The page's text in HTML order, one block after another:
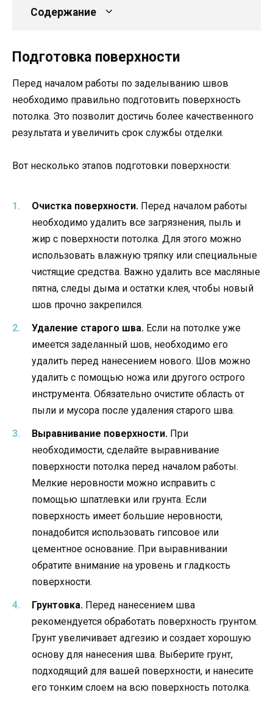
Содержание
Подготовка поверхности
Перед началом работы по заделыванию швов
необходимо правильно подготовить поверхность
потолка. Это позволит достичь более качественного
результата и увеличить срок службы отделки.
Вот несколько этапов подготовки поверхности:
Очистка поверхности. Перед началом работы
необходимо удалить все загрязнения, пыль и
жир с поверхности потолка. Для этого можно
использовать влажную тряпку или специальные
чистящие средства. Важно удалить все масляные
пятна, следы дыма и остатки клея, чтобы новый
шов прочно закрепился.
Удаление старого шва. Если на потолке уже
имеется заделанный шов, необходимо его
удалить перед нанесением нового. Шов можно
удалить с помощью ножа или другого острого
инструмента. Обязательно очистите область от
пыли и мусора после удаления старого шва.
Выравнивание поверхности. При
необходимости, сделайте выравнивание
поверхности потолка перед началом работы.
Мелкие неровности можно исправить с
помощью шпатлевки или грунта. Если
поверхность имеет большие неровности,
понадобится использовать гипсовое или
цементное основание. При выравнивании
обратите внимание на уровень и гладкость
поверхности.
Грунтовка. Перед нанесением шва
рекомендуется обработать поверхность грунтом.
Грунт увеличивает адгезию и создает хорошую
основу для нанесения шва. Выберите грунт,
подходящий для вашей поверхности, и нанесите
его тонким слоем на всю поверхность потолка.